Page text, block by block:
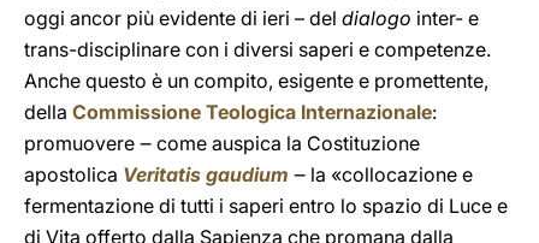
oggi ancor più evidente di ieri – del dialogo inter- e
trans-disciplinare con i diversi saperi e competenze.
Anche questo è un compito, esigente e promettente,
della Commissione Teologica Internazionale:
promuovere ‒ come auspica la Costituzione
apostolica Veritatis gaudium ‒ la «collocazione e
fermentazione di tutti i saperi entro lo spazio di Luce e
di Vita offerto dalla Sapienza che promana dalla